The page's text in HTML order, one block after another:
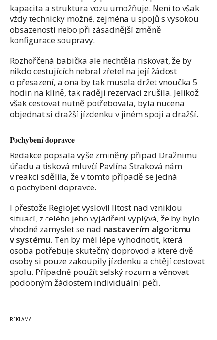
kapacita a struktura vozu umožňuje. Není to však
vždy technicky možné, zejména u spojů s vysokou
obsazeností nebo při zásadnější změně
konfigurace soupravy.
Rozhořčená babička ale nechtěla riskovat, že by
nikdo cestujících nebral zřetel na její žádost
o přesazení, a ona by tak musela držet vnoučka 5
hodin na klíně, tak raději rezervaci zrušila. Jelikož
však cestovat nutně potřebovala, byla nucena
objednat si dražší jízdenku v jiném spoji a dražší.
Pochybení dopravce
Redakce popsala výše zmíněný případ Drážnímu
úřadu a tisková mluvčí Pavlína Straková nám
v reakci sdělila, že v tomto případě se jedná
o pochybení dopravce.
I přestože Regiojet vyslovil lítost nad vzniklou
situací, z celého jeho vyjádření vyplývá, že by bylo
vhodné zamyslet se nad nastavením algoritmu
v systému. Ten by měl lépe vyhodnotit, která
osoba potřebuje skutečný doprovod a které dvě
osoby si pouze zakoupily jízdenku a chtějí cestovat
spolu. Případně použít selský rozum a věnovat
podobným žádostem individuální péči.